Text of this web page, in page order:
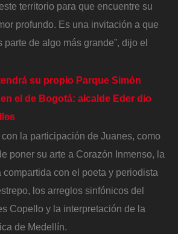
territorio para que encuentre su
profundo. Es una invitación a que
parte de algo más grande”, dijo el
su propio Parque Simón
el de Bogotá: alcalde Eder dio
la participación de Juanes, como
poner su arte a Corazón Inmenso, la
con el poeta y periodista
los arreglos sinfónicos del
Copello y la interpretación de la
de Medellín.